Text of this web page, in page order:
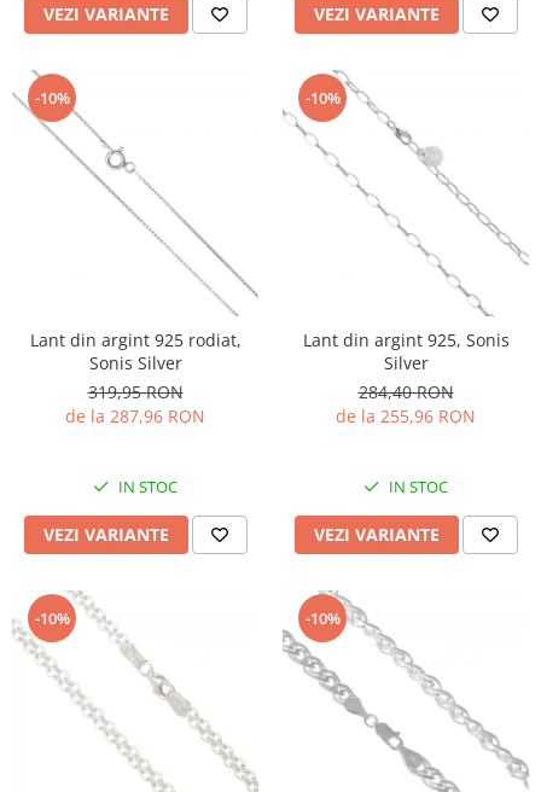
VEZI VARIANTE VEZI VARIANTE
-10%
Lant din argint 925 rodiat,
Sonis Silver
319,95 RON
de la 287,96 RON
IN STOC
VEZI VARIANTE
-10%
Lant din argint 925, Sonis
Silver
284,40 RON
de la 255,96 RON
IN STOC
VEZI VARIANTE
-10% -10%